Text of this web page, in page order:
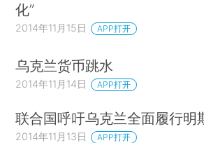
化”
2014年11月15日 APP打开
乌克兰货币跳水
2014年11月14日 APP打开
联合国呼吁乌克兰全面履行明
2014年11月13日 APP打开